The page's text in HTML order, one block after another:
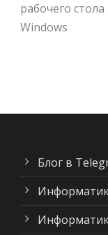
рабочего
Windows
Блог в